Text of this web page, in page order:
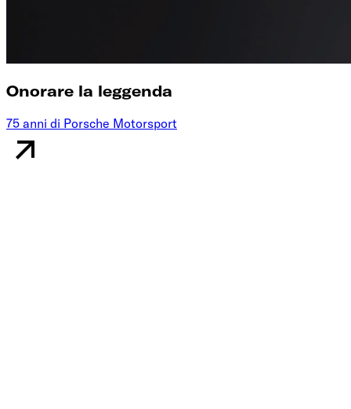
Onorare la leggenda
75 anni di Porsche Motorsport